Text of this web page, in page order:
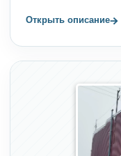
Открыть описание→